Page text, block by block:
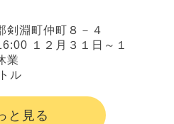
剣淵町仲町８－４
１２月３１日～１
業
ル
と見る